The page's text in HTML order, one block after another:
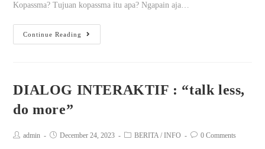
Kopassma? Tujuan kopassma itu apa? Ngapain aja…
Continue Reading
DIALOG INTERAKTIF : “talk less,
do more”
admin December 24, 2023 BERITA / INFO 0 Comments